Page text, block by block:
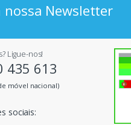
nossa Newsletter
Ligue-nos!
435 613
móvel nacional)
sociais: